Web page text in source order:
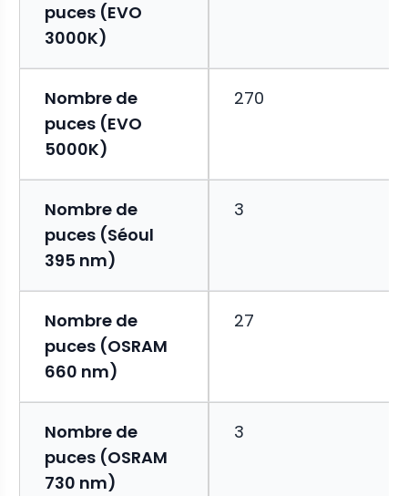
puces (EVO
3000K)
Nombre de
puces (EVO
5000K)
270
Nombre de
puces (Séoul
395 nm)
3
Nombre de
puces (OSRAM
660 nm)
27
Nombre de
puces (OSRAM
730 nm)
3